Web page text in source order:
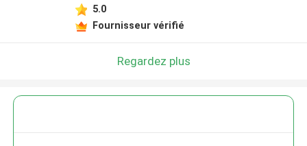
5.0
Fournisseur vérifié
Regardez plus